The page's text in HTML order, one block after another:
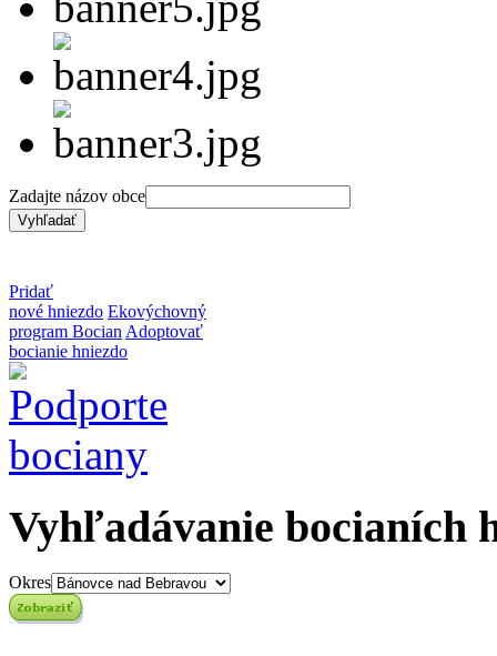
Zadajte názov obce
Pridať
nové hniezdo Ekovýchovný
program Bocian Adoptovať
bocianie hniezdo
Vyhľadávanie bocianích
Okres